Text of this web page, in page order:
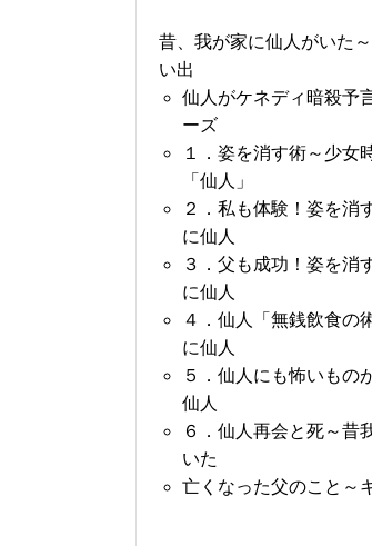
昔、我が家に仙人がいた
い出
仙人がケネディ暗殺予
ーズ
１．姿を消す術～少女
「仙人」
２．私も体験！姿を消
に仙人
３．父も成功！姿を消
に仙人
４．仙人「無銭飲食の
に仙人
５．仙人にも怖いもの
仙人
６．仙人再会と死～昔
いた
亡くなった父のこと～